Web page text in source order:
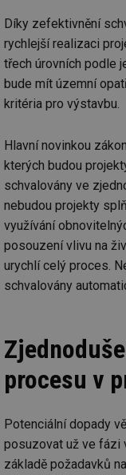
Díky zefektivnění
rychlejší realizaci
třech úrovních podle
bude mít územní
kritéria pro výstavbu.
Hlavní novinkou
kterých budou
schvalovány ve
nebudou projekty
využívání
posouzení vlivu na
urychlí celý proces.
schvalovány
procesu v
Potenciální dopady
posuzovat už ve fázi
základě požadavků